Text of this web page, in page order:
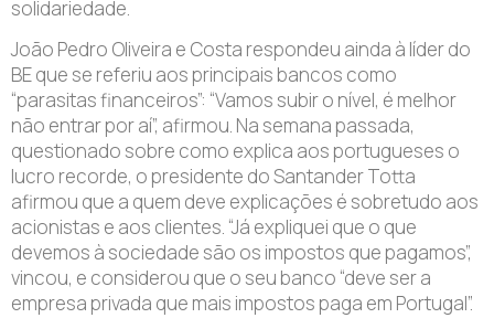
solidariedade.
João Pedro Oliveira e Costa respondeu ainda à líder do
BE que se referiu aos principais bancos como
“parasitas financeiros”: “Vamos subir o nível, é melhor
não entrar por aí”, afirmou. Na semana passada,
questionado sobre como explica aos portugueses o
lucro recorde, o presidente do Santander Totta
afirmou que a quem deve explicações é sobretudo aos
acionistas e aos clientes. “Já expliquei que o que
devemos à sociedade são os impostos que pagamos”,
vincou, e considerou que o seu banco “deve ser a
empresa privada que mais impostos paga em Portugal”.